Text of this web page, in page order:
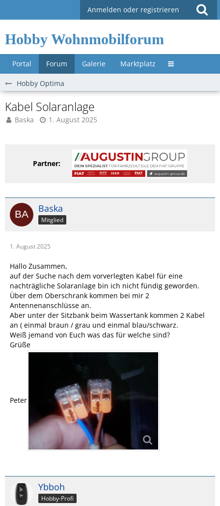
Anmelden oder registrieren
Hobby Wohnmobilforum
Portal Forum Galerie Marktplatz Untermenü »
Hobby Optima
Kabel Solaranlage
Baska 1. August 2025
Partner:
Baska
Mitglied
1. August 2025
Hallo Zusammen,
auf der Suche nach dem vorverlegten Kabel für eine
nachträgliche Solaranlage bin ich nicht fündig geworden.
Über dem Oberschrank kommen bei mir 2
Antennenanschlüsse an.
Aber unter der Sitzbank beim Wassertank kommen 2 Kabel
an ( einmal braun / grau und einmal blau/schwarz.
Weiß jemand von Euch was das für welche sind?
Grüße
Peter
Ybboh
Hobby-Profi